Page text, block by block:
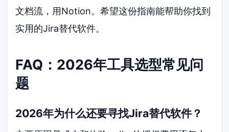
文档流，用Notion。希望这份指南能帮助你找到
实用的Jira替代软件。
FAQ：2026年工具选型常见问
题
2026年为什么还要寻找Jira替代软件？